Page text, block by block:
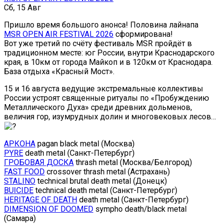
Сб, 15 Авг
Пришло время большого анонса! Половина лайнапа
MSR OPEN AIR FESTIVAL 2026 сформирована!
Вот уже третий по счёту фестиваль MSR пройдёт в
традиционном месте: юг России, внутри Краснодарского
края, в 10км от города Майкоп и в 120км от Краснодара.
База отдыха «Красный Мост».
15 и 16 августа ведущие экстремальные коллективы
России устроят священные ритуалы по «Пробуждению
Металлического Духа» среди древних дольменов,
величия гор, изумрудных долин и многовековых лесов…
АРКОНА pagan black metal (Москва)
PYRE death metal (Санкт-Петербург)
ГРОБОВАЯ ДОСКА thrash metal (Москва/Белгород)
FAST FOOD crossover thrash metal (Астрахань)
STALINO technical brutal death metal (Донецк)
BUICIDE technical death metal (Санкт-Петербург)
HERITAGE OF DEATH death metal (Санкт-Петербург)
DIMENSION OF DOOMED sympho death/black metal
(Самара)